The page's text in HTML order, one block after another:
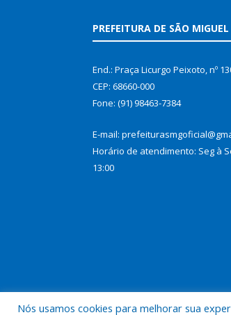
PREFEITURA DE SÃO
End.: Praça Licurgo Peixoto, nº
CEP: 68660-000
Fone: (91) 98463-7384
E-mail:
Horário de atendimento: Seg à
13:00
Nós usamos cookies para melhorar sua